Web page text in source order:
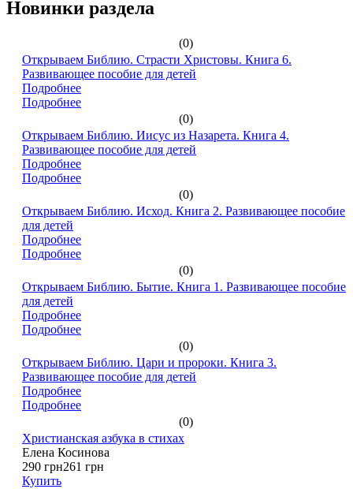
Новинки раздела
(0)
Открываем Библию. Страсти Христовы. Книга 6.
Развивающее пособие для детей
Подробнее
Подробнее
(0)
Открываем Библию. Иисус из Назарета. Книга 4.
Развивающее пособие для детей
Подробнее
Подробнее
(0)
Открываем Библию. Исход. Книга 2. Развивающее пособие
для детей
Подробнее
Подробнее
(0)
Открываем Библию. Бытие. Книга 1. Развивающее пособие
для детей
Подробнее
Подробнее
(0)
Открываем Библию. Цари и пророки. Книга 3.
Развивающее пособие для детей
Подробнее
Подробнее
(0)
Христианская азбука в стихах
Елена Косинова
290 грн261 грн
Купить